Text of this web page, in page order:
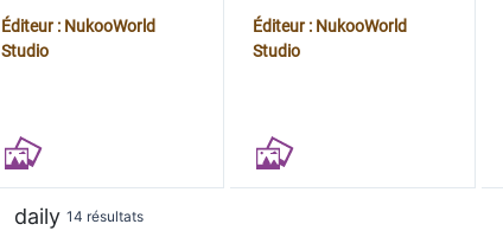
Éditeur : NukooWorld
Studio
Éditeur : NukooWorld
Studio
daily 14 résultats